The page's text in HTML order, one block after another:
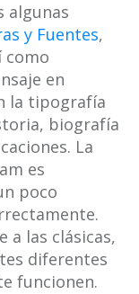
algunas
y Fuentes,
como
en
la tipografía
biografía
La
es
poco
a las clásicas,
diferentes
funcionen.